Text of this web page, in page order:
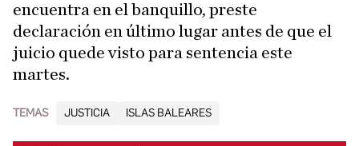
encuentra en el banquillo, preste
declaración en último lugar antes de que el
juicio quede visto para sentencia este
martes.
TEMAS JUSTICIA ISLAS BALEARES